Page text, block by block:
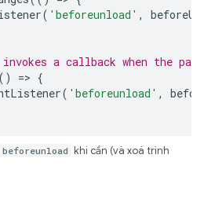
( 'beforeunload' ,
a callback when the
=> {
( 'beforeunload' ,
beforeunload
khi cần (và xoá trình